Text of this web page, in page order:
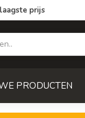
laagste prijs
PRODUCTEN